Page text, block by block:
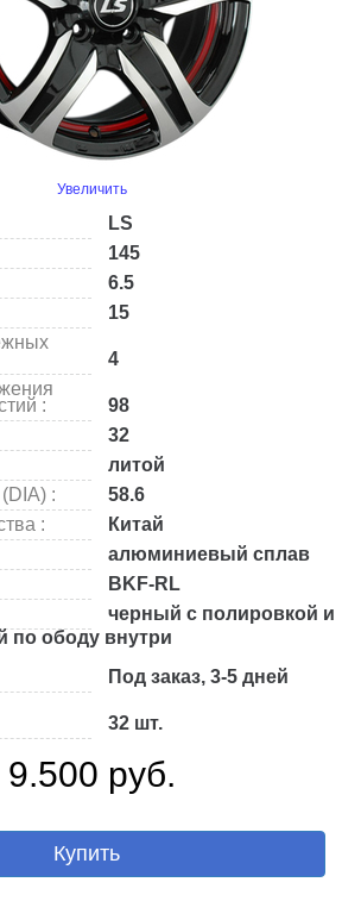
Увеличить
LS
145
6.5
15
4
:
98
32
литой
:
58.6
:
Китай
алюминиевый сплав
BKF-RL
черный с полировкой и
по ободу внутри
Под заказ, 3-5 дней
32 шт.
9.500 руб.
Купить